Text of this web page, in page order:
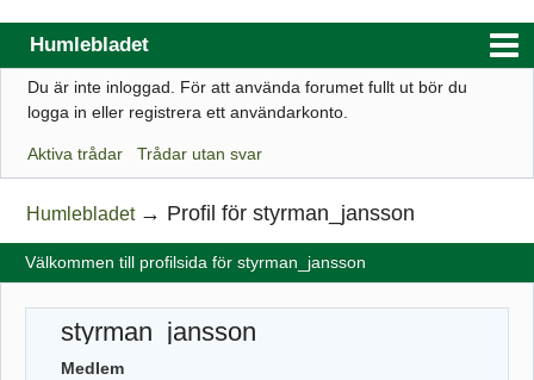
Humlebladet
Index
Regler
Sök
Registrera ett konto
Logga in
Du är inte inloggad. För att använda forumet fullt ut bör du
logga in eller registrera ett användarkonto.
Aktiva trådar Trådar utan svar
Humlebladet → Profil för styrman_jansson
Välkommen till profilsida för styrman_jansson
styrman_jansson
Medlem